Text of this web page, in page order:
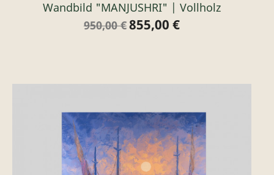
Wandbild "MANJUSHRI" | Vollholz
Verkaufspreis
950,00 €Preis
855,00 €